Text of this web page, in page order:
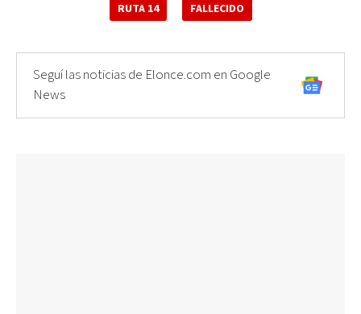
RUTA 14 FALLECIDO
Seguí las noticias de Elonce.com en Google
News